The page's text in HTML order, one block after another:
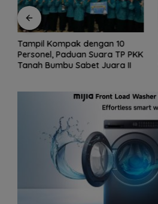
Tim Banjar dan Tabalong
Wakili Kalsel ke Babak
Semifinal Gubernur Cup Road